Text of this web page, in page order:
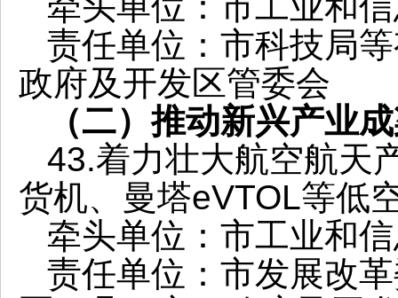
责任单位：市科技局
政府及开发区管委会
（二）推动新兴产业
43.着力壮大航空航天
货机、曼塔eVTOL等低
牵头单位：市工业和
责任单位：市发展改